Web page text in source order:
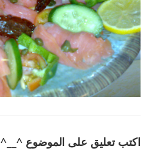
اكتب تعليق على الموضوع ^__^